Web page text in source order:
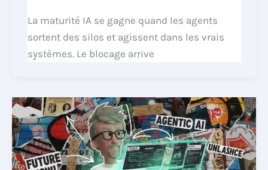
La maturité IA se gagne quand les agents
sortent des silos et agissent dans les vrais
systèmes. Le blocage arrive